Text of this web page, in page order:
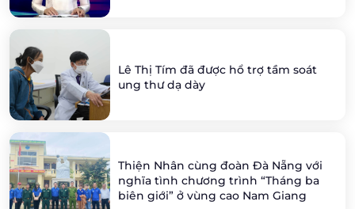
Lê Thị Tím đã được hổ trợ tầm soát
ung thư dạ dày
Thiện Nhân cùng đoàn Đà Nẵng với
nghĩa tình chương trình “Tháng ba
biên giới” ở vùng cao Nam Giang